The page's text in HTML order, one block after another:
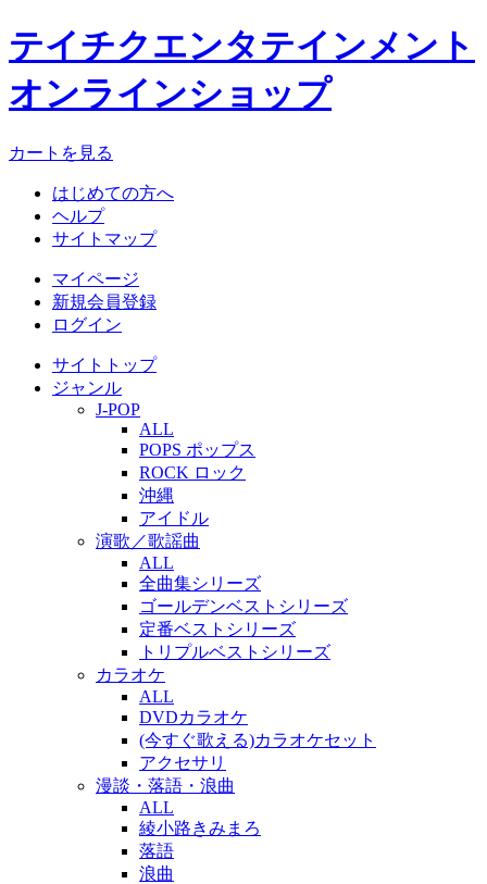
テイチクエンタテインメント
オンラインショップ
カートを見る
はじめての方へ
ヘルプ
サイトマップ
マイページ
新規会員登録
ログイン
サイトトップ
ジャンル
J-POP
ALL
POPS ポップス
ROCK ロック
沖縄
アイドル
演歌／歌謡曲
ALL
全曲集シリーズ
ゴールデンベストシリーズ
定番ベストシリーズ
トリプルベストシリーズ
カラオケ
ALL
DVDカラオケ
(今すぐ歌える)カラオケセット
アクセサリ
漫談・落語・浪曲
ALL
綾小路きみまろ
落語
浪曲